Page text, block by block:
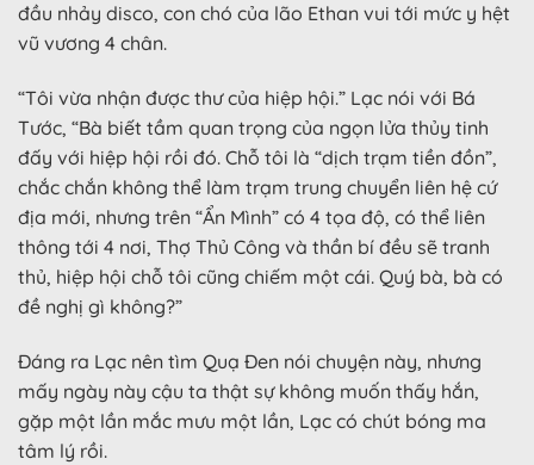
đầu nhảy disco, con chó của lão Ethan vui tới mức y hệt
vũ vương 4 chân.
“Tôi vừa nhận được thư của hiệp hội.” Lạc nói với Bá
Tước, “Bà biết tầm quan trọng của ngọn lửa thủy tinh
đấy với hiệp hội rồi đó. Chỗ tôi là “dịch trạm tiền đồn”,
chắc chắn không thể làm trạm trung chuyển liên hệ cứ
địa mới, nhưng trên “Ẩn Mình” có 4 tọa độ, có thể liên
thông tới 4 nơi, Thợ Thủ Công và thần bí đều sẽ tranh
thủ, hiệp hội chỗ tôi cũng chiếm một cái. Quý bà, bà có
đề nghị gì không?”
Đáng ra Lạc nên tìm Quạ Đen nói chuyện này, nhưng
mấy ngày này cậu ta thật sự không muốn thấy hắn,
gặp một lần mắc mưu một lần, Lạc có chút bóng ma
tâm lý rồi.